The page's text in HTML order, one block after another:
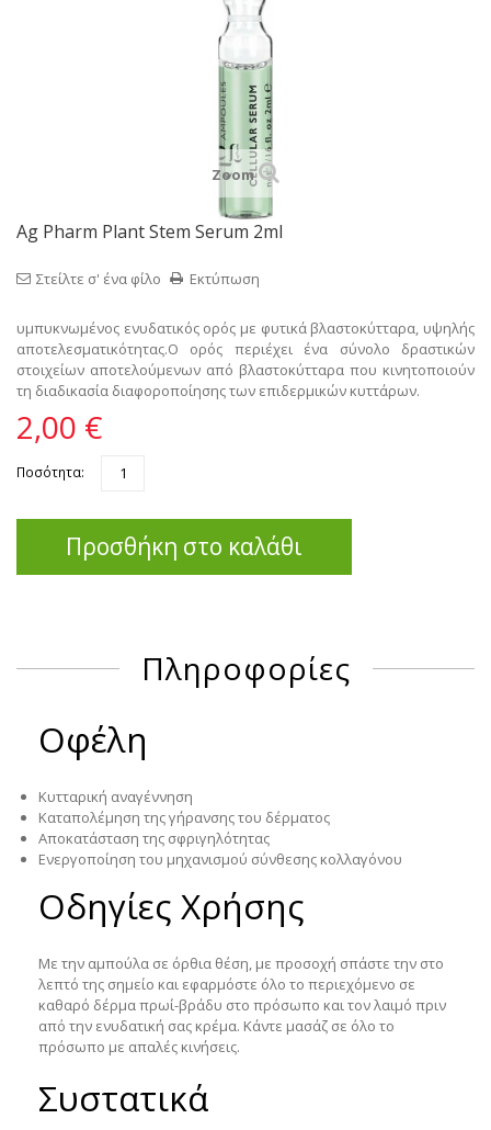
Zoom
Ag Pharm Plant Stem Serum 2ml
Εκτύπωση
Στείλτε σ' ένα φίλο
υμπυκνωμένος ενυδατικός ορός με φυτικά βλαστοκύτταρα, υψηλής
αποτελεσματικότητας.Ο ορός περιέχει ένα σύνολο δραστικών
στοιχείων αποτελούμενων από βλαστοκύτταρα που κινητοποιούν
τη διαδικασία διαφοροποίησης των επιδερμικών κυττάρων.
2,00 €
Ποσότητα:
Προσθήκη στο καλάθι
Πληροφορίες
Οφέλη
Κυτταρική αναγέννηση
Καταπολέμηση της γήρανσης του δέρματος
Αποκατάσταση της σφριγηλότητας
Ενεργοποίηση του μηχανισμού σύνθεσης κολλαγόνου
Οδηγίες Χρήσης
Με την αμπούλα σε όρθια θέση, με προσοχή σπάστε την στο
λεπτό της σημείο και εφαρμόστε όλο το περιεχόμενο σε
καθαρό δέρμα πρωί-βράδυ στο πρόσωπο και τον λαιμό πριν
από την ενυδατική σας κρέμα. Κάντε μασάζ σε όλο το
πρόσωπο με απαλές κινήσεις.
Συστατικά